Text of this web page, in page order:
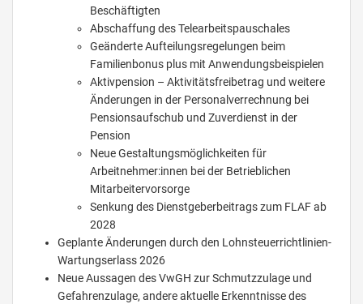
Beschäftigten
Abschaffung des Telearbeitspauschales
Geänderte Aufteilungsregelungen beim
Familienbonus plus mit Anwendungsbeispielen
Aktivpension – Aktivitätsfreibetrag und weitere
Änderungen in der Personalverrechnung bei
Pensionsaufschub und Zuverdienst in der
Pension
Neue Gestaltungsmöglichkeiten für
Arbeitnehmer:innen bei der Betrieblichen
Mitarbeitervorsorge
Senkung des Dienstgeberbeitrags zum FLAF ab
2028
Geplante Änderungen durch den Lohnsteuerrichtlinien-
Wartungserlass 2026
Neue Aussagen des VwGH zur Schmutzzulage und
Gefahrenzulage, andere aktuelle Erkenntnisse des